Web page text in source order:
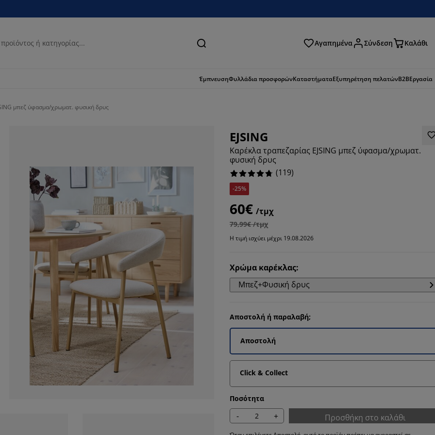
Αναζήτηση Αγαπημένα Σύνδεση Καλάθι
ΈμπνευσηΦυλλάδια προσφορώνΚαταστήματαΕξυπηρέτηση πελατώνB2BΕργασία
μπεζ ύφασμα/χρωματ. φυσική δρυς
EJSING
Καρέκλα τραπεζαρίας EJSING μπεζ ύφασμα/χρωματ.
φυσική δρυς
(119)
-25%
60€ /τμχ
79,99€ /τμχ
Η τιμή ισχύει μέχρι 19.08.2026
Χρώμα καρέκλας:
Μπεζ+Φυσική δρυς
Αποστολή ή παραλαβή;
Αποστολή
Click & Collect
Ποσότητα
- + Προσθήκη στο καλάθι
83.19327731092437%
11.76470588235294%
1.680672268907563%